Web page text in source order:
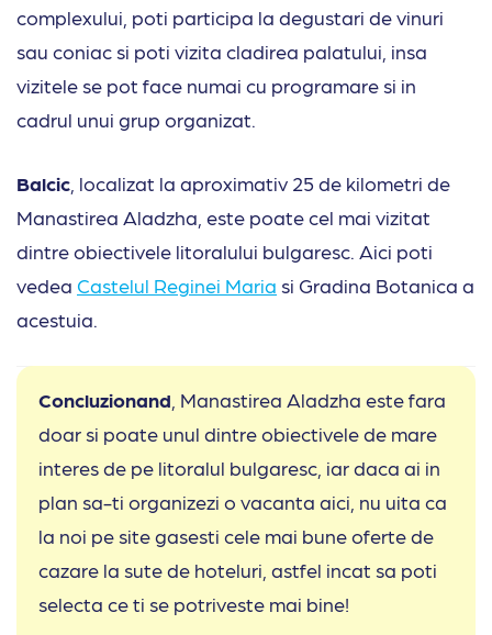
complexului, poti participa la degustari de vinuri
sau coniac si poti vizita cladirea palatului, insa
vizitele se pot face numai cu programare si in
cadrul unui grup organizat.
Balcic , localizat la aproximativ 25 de kilometri de
Manastirea Aladzha, este poate cel mai vizitat
dintre obiectivele litoralului bulgaresc. Aici poti
vedea Castelul Reginei Maria si Gradina Botanica a
acestuia.
Concluzionand , Manastirea Aladzha este fara
doar si poate unul dintre obiectivele de mare
interes de pe litoralul bulgaresc, iar daca ai in
plan sa-ti organizezi o vacanta aici, nu uita ca
la noi pe site gasesti cele mai bune oferte de
cazare la sute de hoteluri, astfel incat sa poti
selecta ce ti se potriveste mai bine!